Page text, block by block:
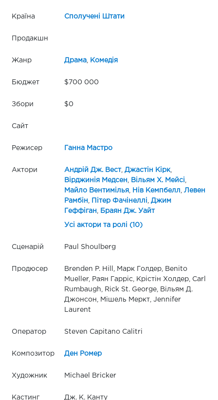
Країна Сполучені Штати
Продакшн
Жанр Драма, Комедія
Бюджет $700 000
Збори $0
Сайт
Режисер Ганна Мастро
Актори Андрій Дж. Вест, Джастін Кірк,
Вірджинія Медсен
Вільям Х. Мейсі
Майло Вентимілья, Нів Кемпбелл
Левен
Рамбін
Пітер Фачінеллі
Джим
Геффіган
Браян Дж. Уайт
Усі актори та ролі (10)
Сценарій Paul Shoulberg
Продюсер
Brenden P. Hill, Марк Голдер, Benito
Mueller, Раян Гарріс, Крістін Холдер, Carl
Rumbaugh, Rick St. George, Вільям Д.
Джонсон, Мішель Меркт, Jennifer
Laurent
Оператор Steven Capitano Calitri
Композитор Ден Ромер
Художник Michael Bricker
Кастинг Дж. К. Канту